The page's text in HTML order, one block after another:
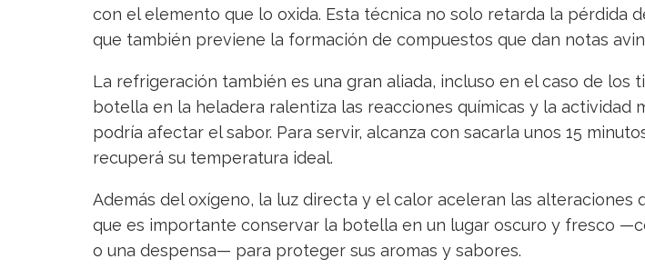
con el elemento que lo oxida. Esta técnica no solo retarda la pérdida
que también previene la formación de compuestos que dan notas
La refrigeración también es una gran aliada, incluso en el caso de los
botella en la heladera ralentiza las reacciones químicas y la actividad
podría afectar el sabor. Para servir, alcanza con sacarla unos 15
recuperá su temperatura ideal.
Además del oxígeno, la luz directa y el calor aceleran las alteraciones
que es importante conservar la botella en un lugar oscuro y fresco
o una despensa— para proteger sus aromas y sabores.